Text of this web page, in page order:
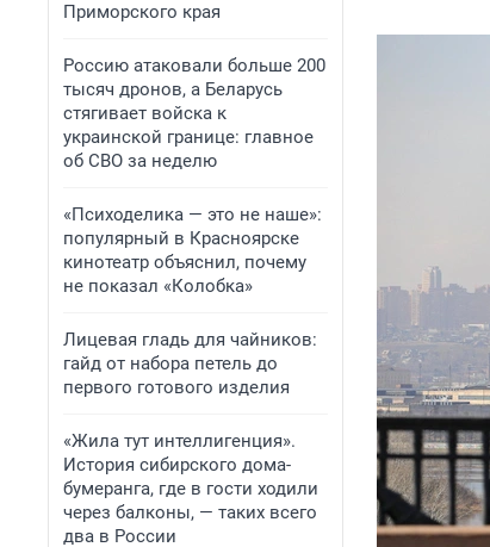
Приморского края
Россию атаковали больше 200
тысяч дронов, а Беларусь
стягивает войска к
украинской границе: главное
об СВО за неделю
«Психоделика — это не наше»:
популярный в Красноярске
кинотеатр объяснил, почему
не показал «Колобка»
Лицевая гладь для чайников:
гайд от набора петель до
первого готового изделия
«Жила тут интеллигенция».
История сибирского дома-
бумеранга, где в гости ходили
через балконы, — таких всего
два в России